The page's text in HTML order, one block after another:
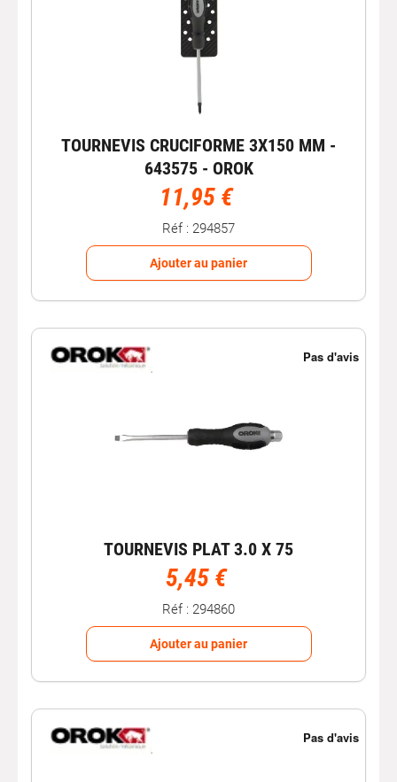
TOURNEVIS CRUCIFORME 3X150 MM -
643575 - OROK
11,95 €
Réf : 294857
Ajouter au panier
TOURNEVIS PLAT 3.0 X 75
5,45 €
Réf : 294860
Ajouter au panier